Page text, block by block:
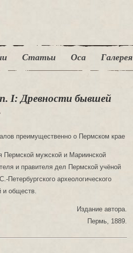
Статьи Оса Галерея
I: Древности бывшей
преимущественно о Пермском крае
Пермской мужской и Мариинской
и правителя дел Пермской учёной
Петербургского археологического
и обществ.
Издание автора.
Пермь, 1889.